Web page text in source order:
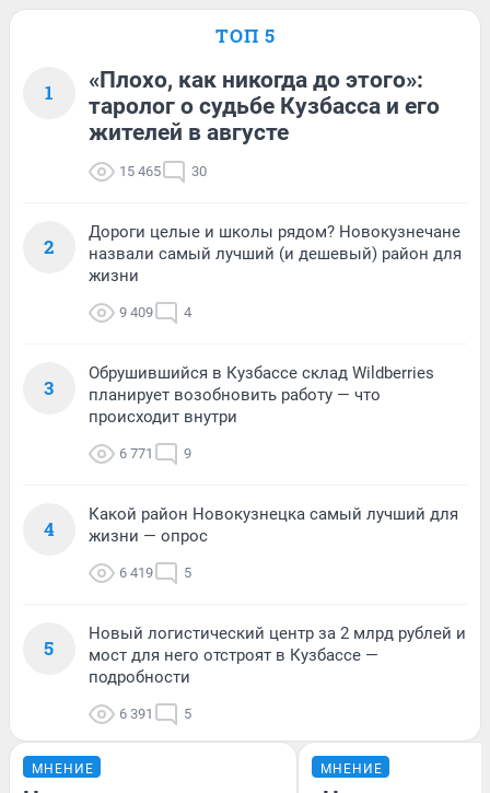
ТОП 5
1
«Плохо, как никогда до этого»:
таролог о судьбе Кузбасса и его
жителей в августе
15 465 30
2
Дороги целые и школы рядом? Новокузнечане
назвали самый лучший (и дешевый) район для
жизни
9 409 4
3
Обрушившийся в Кузбассе склад Wildberries
планирует возобновить работу — что
происходит внутри
6 771 9
4
Какой район Новокузнецка самый лучший для
жизни — опрос
6 419 5
5
Новый логистический центр за 2 млрд рублей и
мост для него отстроят в Кузбассе —
подробности
6 391 5
МНЕНИЕ МНЕНИЕ